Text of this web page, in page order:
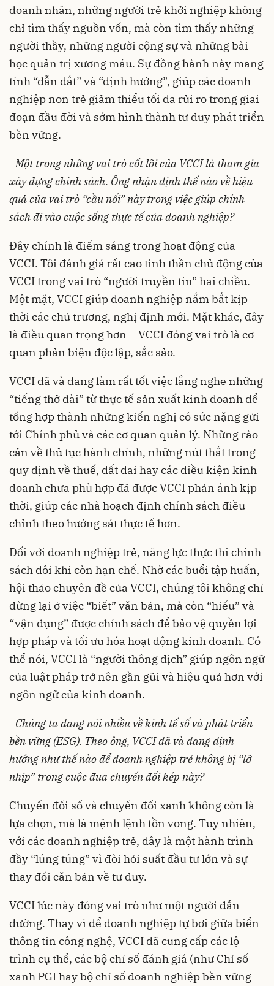
doanh nhân, những người trẻ khởi nghiệp không
chỉ tìm thấy nguồn vốn, mà còn tìm thấy những
người thầy, những người cộng sự và những bài
học quản trị xương máu. Sự đồng hành này mang
tính “dẫn dắt” và “định hướng”, giúp các doanh
nghiệp non trẻ giảm thiểu tối đa rủi ro trong giai
đoạn đầu đời và sớm hình thành tư duy phát triển
bền vững.
- Một trong những vai trò cốt lõi của VCCI là tham gia
xây dựng chính sách. Ông nhận định thế nào về hiệu
quả của vai trò “cầu nối” này trong việc giúp chính
sách đi vào cuộc sống thực tế của doanh nghiệp?
Đây chính là điểm sáng trong hoạt động của
VCCI. Tôi đánh giá rất cao tinh thần chủ động của
VCCI trong vai trò “người truyền tin” hai chiều.
Một mặt, VCCI giúp doanh nghiệp nắm bắt kịp
thời các chủ trương, nghị định mới. Mặt khác, đây
là điều quan trọng hơn – VCCI đóng vai trò là cơ
quan phản biện độc lập, sắc sảo.
VCCI đã và đang làm rất tốt việc lắng nghe những
“tiếng thở dài” từ thực tế sản xuất kinh doanh để
tổng hợp thành những kiến nghị có sức nặng gửi
tới Chính phủ và các cơ quan quản lý. Những rào
cản về thủ tục hành chính, những nút thắt trong
quy định về thuế, đất đai hay các điều kiện kinh
doanh chưa phù hợp đã được VCCI phản ánh kịp
thời, giúp các nhà hoạch định chính sách điều
chỉnh theo hướng sát thực tế hơn.
Đối với doanh nghiệp trẻ, năng lực thực thi chính
sách đôi khi còn hạn chế. Nhờ các buổi tập huấn,
hội thảo chuyên đề của VCCI, chúng tôi không chỉ
dừng lại ở việc “biết” văn bản, mà còn “hiểu” và
“vận dụng” được chính sách để bảo vệ quyền lợi
hợp pháp và tối ưu hóa hoạt động kinh doanh. Có
thể nói, VCCI là “người thông dịch” giúp ngôn ngữ
của luật pháp trở nên gần gũi và hiệu quả hơn với
ngôn ngữ của kinh doanh.
- Chúng ta đang nói nhiều về kinh tế số và phát triển
bền vững (ESG). Theo ông, VCCI đã và đang định
hướng như thế nào để doanh nghiệp trẻ không bị “lỡ
nhịp” trong cuộc đua chuyển đổi kép này?
Chuyển đổi số và chuyển đổi xanh không còn là
lựa chọn, mà là mệnh lệnh tồn vong. Tuy nhiên,
với các doanh nghiệp trẻ, đây là một hành trình
đầy “lúng túng” vì đòi hỏi suất đầu tư lớn và sự
thay đổi căn bản về tư duy.
VCCI lúc này đóng vai trò như một người dẫn
đường. Thay vì để doanh nghiệp tự bơi giữa biển
thông tin công nghệ, VCCI đã cung cấp các lộ
trình cụ thể, các bộ chỉ số đánh giá (như Chỉ số
xanh PGI hay bộ chỉ số doanh nghiệp bền vững